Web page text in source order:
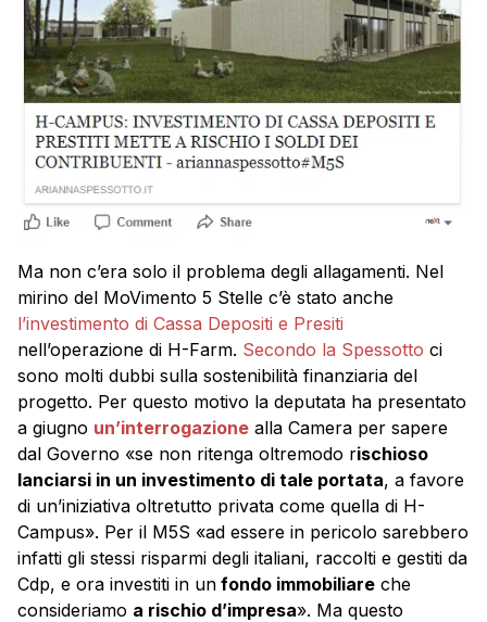
Ma non c’era solo il problema degli allagamenti. Nel
mirino del MoVimento 5 Stelle c’è stato anche
l’investimento di Cassa Depositi e Presiti
nell’operazione di H-Farm. Secondo la Spessotto ci
sono molti dubbi sulla sostenibilità finanziaria del
progetto. Per questo motivo la deputata ha presentato
a giugno un’interrogazione alla Camera per sapere
dal Governo «se non ritenga oltremodo rischioso
lanciarsi in un investimento di tale portata, a favore
di un’iniziativa oltretutto privata come quella di H-
Campus». Per il M5S «ad essere in pericolo sarebbero
infatti gli stessi risparmi degli italiani, raccolti e gestiti da
Cdp, e ora investiti in un fondo immobiliare che
consideriamo a rischio d’impresa». Ma questo